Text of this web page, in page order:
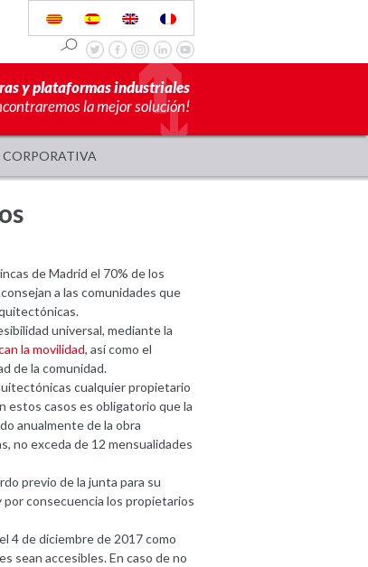
y plataformas industriales
la mejor solución!
CORPORATIVA
de Madrid el 70% de los
a las comunidades que
universal, mediante la
la movilidad, así como el
de la comunidad.
cualquier propietario
estos casos es obligatorio que la
anualmente de la obra
no exceda de 12 mensualidades
previo de la junta para su
por consecuencia los propietarios
4 de diciembre de 2017 como
sean accesibles. En caso de no